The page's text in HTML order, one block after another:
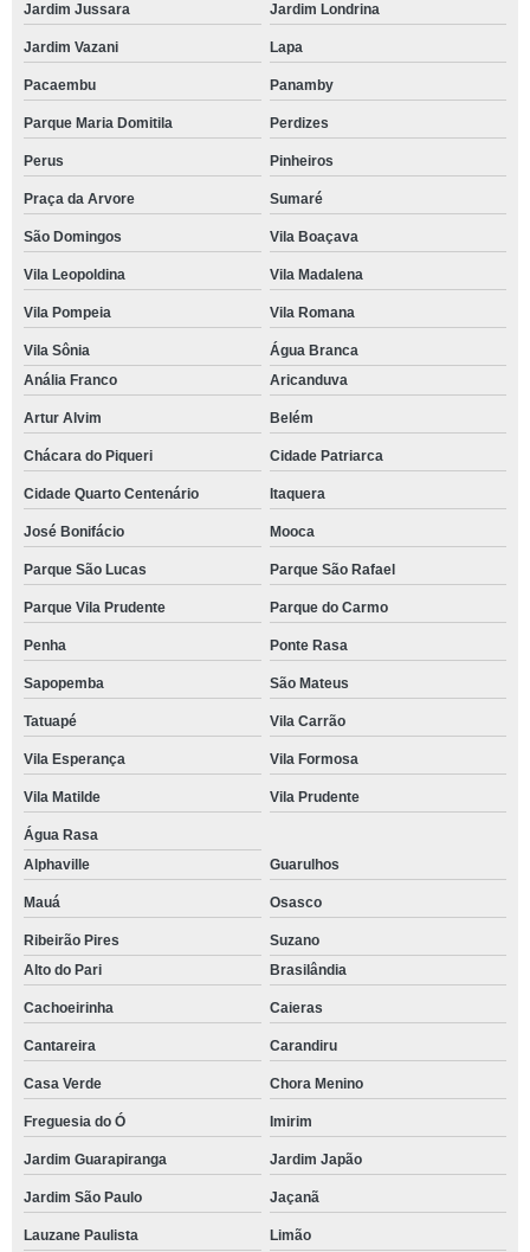
Jardim Jussara Jardim Londrina
Jardim Vazani Lapa
Pacaembu Panamby
Parque Maria Domitila Perdizes
Perus Pinheiros
Praça da Arvore Sumaré
São Domingos Vila Boaçava
Vila Leopoldina Vila Madalena
Vila Pompeia Vila Romana
Vila Sônia
Água Branca
Anália Franco
Aricanduva
Artur Alvim Belém
Chácara do Piqueri Cidade Patriarca
Cidade Quarto Centenário Itaquera
José Bonifácio Mooca
Parque São Lucas Parque São Rafael
Parque Vila Prudente Parque do Carmo
Penha Ponte Rasa
Sapopemba São Mateus
Tatuapé Vila Carrão
Vila Esperança Vila Formosa
Vila Matilde Vila Prudente
Água Rasa
Alphaville
Guarulhos
Mauá Osasco
Ribeirão Pires
Suzano
Alto do Pari
Brasilândia
Cachoeirinha Caieras
Cantareira Carandiru
Casa Verde Chora Menino
Freguesia do Ó Imirim
Jardim Guarapiranga Jardim Japão
Jardim São Paulo Jaçanã
Lauzane Paulista Limão